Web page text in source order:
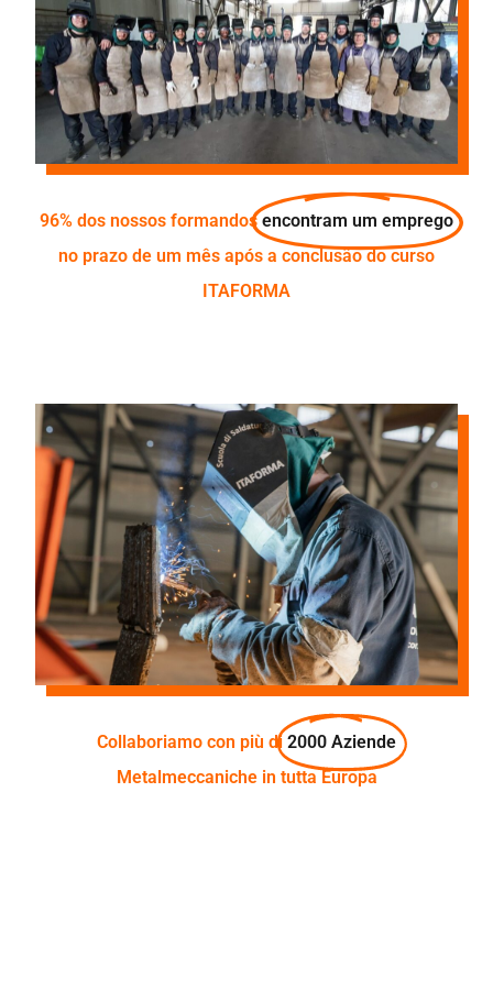
96% dos nossos formandosencontram um emprego
no prazo de um mês após a conclusão do curso
ITAFORMA
Collaboriamo con più di 2000 Aziende
Metalmeccaniche in tutta Europa